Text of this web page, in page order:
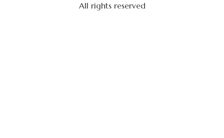
All rights reserved